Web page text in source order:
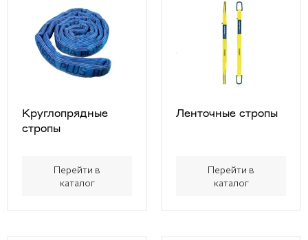
Круглопрядные
стропы
Перейти в
каталог
Ленточные стропы
Перейти в
каталог